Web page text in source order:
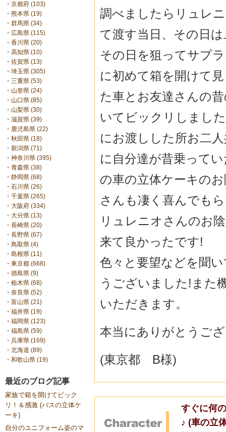
・ 京都府 (103)
・ 熊本県 (19)
・ 群馬県 (34)
・ 広島県 (115)
・ 香川県 (20)
・ 高知県 (10)
・ 佐賀県 (13)
・ 埼玉県 (305)
・ 三重県 (53)
・ 山形県 (24)
・ 山口県 (85)
・ 山梨県 (30)
・ 滋賀県 (39)
・ 鹿児島県 (22)
・ 秋田県 (18)
・ 新潟県 (71)
・ 神奈川県 (395)
・ 青森県 (38)
・ 静岡県 (68)
・ 石川県 (26)
・ 千葉県 (265)
・ 大阪府 (334)
・ 大分県 (13)
・ 長崎県 (20)
・ 長野県 (67)
・ 鳥取県 (4)
・ 島根県 (11)
・ 東京都 (668)
・ 徳島県 (9)
・ 栃木県 (68)
・ 奈良県 (52)
・ 富山県 (21)
・ 福井県 (19)
・ 福岡県 (123)
・ 福島県 (59)
・ 兵庫県 (169)
・ 北海道 (89)
・ 和歌山県 (19)
最近のブログ記事
家族で箱を開けてビック
リ！＆感激 (バスの立体ケ
ーキ)
自分のユニフォーム姿のマ
調べましたらリュレ
て渡す当日、その日
その日を狙ってサプ
に初めて箱を開けて
た車とお友達さんの
いてビックリしまし
にお渡しした所お二
に自分達が昔乗って
の車の立体ケーキの
さんも凄く喜んでも
リュレニオさんのお
来て良かったです!
色々と要望などを聞
うございました!また
いただきます。
本当にありがとうご
(東京都 B様)
すぐに何
♪ (車の立